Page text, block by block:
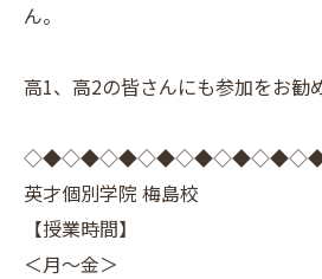
ん。
高1、高2の皆さんにも参加をお勧
英才個別学院 梅島校
【授業時間】
＜月～金＞